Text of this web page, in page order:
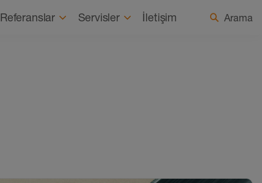
Hakkımızda Haberler Ülke / Dil seçin
Referanslar Servisler İletişim Arama